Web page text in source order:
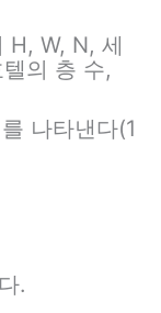
H, W, N, 세
의 층 수,
나타낸다(1
.